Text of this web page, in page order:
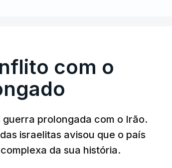
com o
prolongada com o Irão.
israelitas avisou que o país
da sua história.